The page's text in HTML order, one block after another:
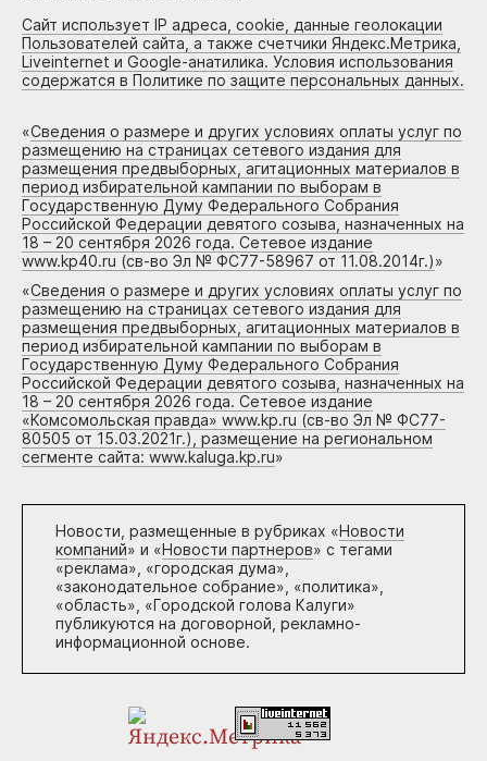
Сайт использует IP адреса, cookie, данные геолокации
Пользователей сайта, а также счетчики Яндекс.Метрика,
Liveinternet и Google-анатилика. Условия использования
содержатся в Политике по защите персональных данных.
«Сведения о размере и других условиях оплаты услуг по
размещению на страницах сетевого издания для
размещения предвыборных, агитационных материалов в
период избирательной кампании по выборам в
Государственную Думу Федерального Собрания
Российской Федерации девятого созыва, назначенных на
18 – 20 сентября 2026 года. Сетевое издание
www.kp40.ru (св-во Эл № ФС77-58967 от 11.08.2014г.)»
«Сведения о размере и других условиях оплаты услуг по
размещению на страницах сетевого издания для
размещения предвыборных, агитационных материалов в
период избирательной кампании по выборам в
Государственную Думу Федерального Собрания
Российской Федерации девятого созыва, назначенных на
18 – 20 сентября 2026 года. Сетевое издание
«Комсомольская правда» www.kp.ru (св-во Эл № ФС77-
80505 от 15.03.2021г.), размещение на региональном
сегменте сайта: www.kaluga.kp.ru»
Новости, размещенные в рубриках «Новости
компаний» и «Новости партнеров» с тегами
«реклама», «городская дума»,
«законодательное собрание», «политика»,
«область», «Городской голова Калуги»
публикуются на договорной, рекламно-
информационной основе.